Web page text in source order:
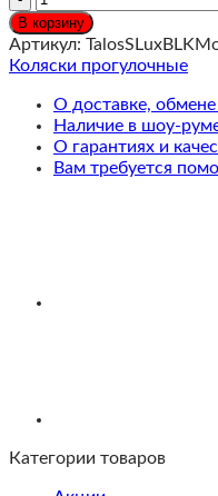
Cybex
Talos
S
Прогулочная
коляска
(2025),
рама
В корзину
Артикул:
Коляски прогулочные
О доставке, обмене
Наличие в шоу-
О гарантиях и
Вам требуется
Категории товаров